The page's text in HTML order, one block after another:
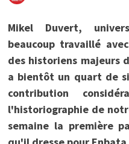
Mikel Duvert,
beaucoup travaillé
des historiens majeurs
a bientôt un quart de
contribution
l'historiographie de
semaine la première